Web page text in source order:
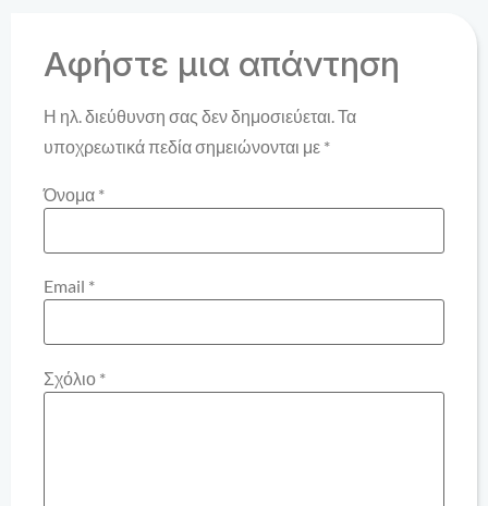
Αφήστε μια απάντηση
Η ηλ. διεύθυνση σας δεν δημοσιεύεται. Τα
υποχρεωτικά πεδία σημειώνονται με *
Όνομα *
Email *
Σχόλιο *